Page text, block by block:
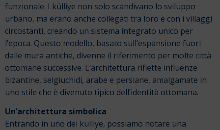
funzionale. I külliye non solo scandivano lo sviluppo
urbano, ma erano anche collegati tra loro e con i villaggi
circostanti, creando un sistema integrato unico per
l’epoca. Questo modello, basato sull’espansione fuori
dalle mura antiche, divenne il riferimento per molte città
ottomane successive. L’architettura riflette influenze
bizantine, selgiuchidi, arabe e persiane, amalgamate in
uno stile che è divenuto tipico dell’identità ottomana.
Un’architettura simbolica
Entrando in uno dei külliye, possiamo notare una